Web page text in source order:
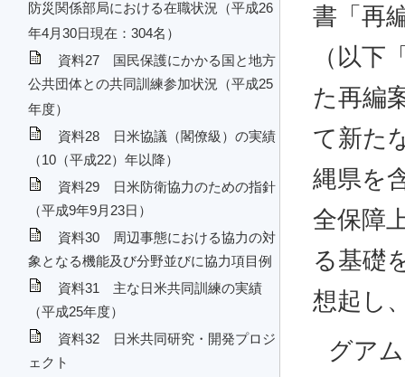
防災関係部局における在職状況（平成26
年4月30日現在：304名）
資料27 国民保護にかかる国と地方
公共団体との共同訓練参加状況（平成25
年度）
資料28 日米協議（閣僚級）の実績
（10（平成22）年以降）
資料29 日米防衛協力のための指針
（平成9年9月23日）
資料30 周辺事態における協力の対
象となる機能及び分野並びに協力項目例
資料31 主な日米共同訓練の実績
（平成25年度）
資料32 日米共同研究・開発プロジ
ェクト
書「再
（以
た再編
て新た
縄県を
全保障
る基礎
想起し
グア